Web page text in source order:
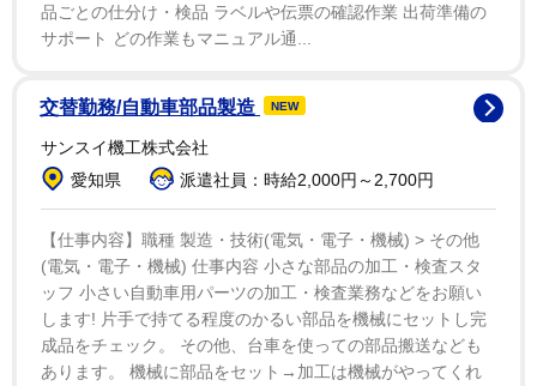
品ごとの仕分け・検品 ラベルや伝票の確認作業 出荷準備の
サポート どの作業もマニュアル通...
交替勤務/自動車部品製造 NEW
サンスイ機工株式会社
愛知県
派遣社員：時給2,000円～2,700円
【仕事内容】職種 製造・技術(電気・電子・機械) > その他
(電気・電子・機械) 仕事内容 小さな部品の加工・検査スタ
ッフ 小さい自動車用パーツの加工・検査業務などをお願い
します! 片手で持てる程度のかるい部品を機械にセットし完
成品をチェック。 その他、台車を使っての部品搬送なども
あります。 機械に部品をセット→加工は機械がやってくれ